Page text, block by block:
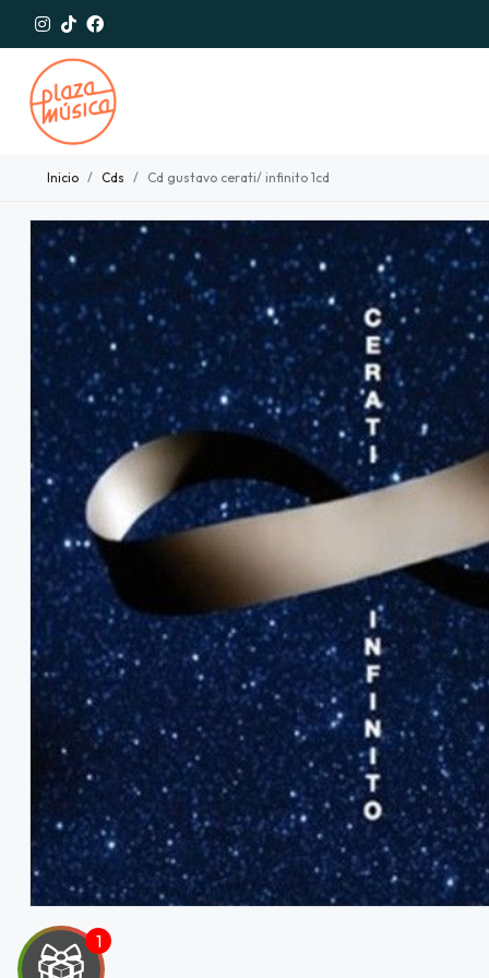
Inicio Cds Cd gustavo cerati/ infinito 1cd